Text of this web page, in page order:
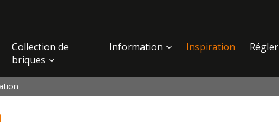
Collection de
briques
Information Inspiration Régler